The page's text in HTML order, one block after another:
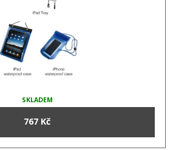
SKLADEM
767 Kč